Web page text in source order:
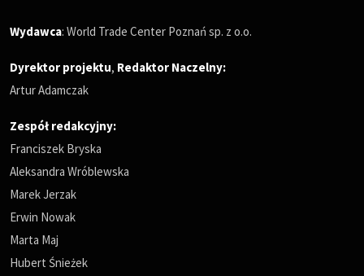
Wydawca: World Trade Center Poznań sp. z o.o.
Dyrektor projektu, Redaktor Naczelny:
Artur Adamczak
Zespół redakcyjny:
Franciszek Bryska
Aleksandra Wróblewska
Marek Jerzak
Erwin Nowak
Marta Maj
Hubert Śnieżek